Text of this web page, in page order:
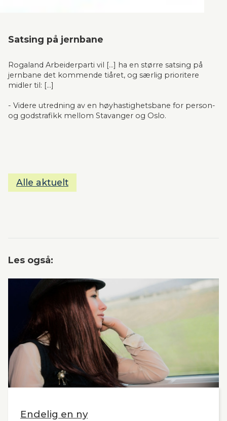
Satsing på jernbane
Rogaland Arbeiderparti vil [...] ha en større satsing på
jernbane det kommende tiåret, og særlig prioritere
midler til: [...]
- Videre utredning av en høyhastighetsbane for person-
og godstrafikk mellom Stavanger og Oslo.
Alle aktuelt
Les også:
Endelig en ny